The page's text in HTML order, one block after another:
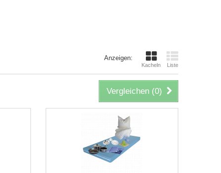
Anzeigen:
Kacheln Liste
Vergleichen (0)